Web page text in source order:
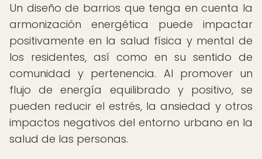
Un diseño de barrios que tenga en cuenta la
armonización energética puede impactar
positivamente en la salud física y mental de
los residentes, así como en su sentido de
comunidad y pertenencia. Al promover un
flujo de energía equilibrado y positivo, se
pueden reducir el estrés, la ansiedad y otros
impactos negativos del entorno urbano en la
salud de las personas.